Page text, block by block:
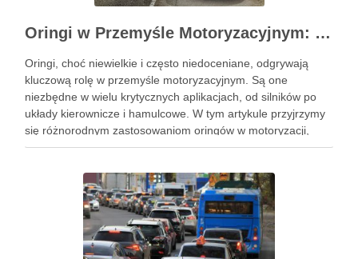
Oringi w Przemyśle Motoryzacyjnym: Kluczowe Zastosowania i Specyficzne Wymagania
Oringi, choć niewielkie i często niedoceniane, odgrywają
kluczową rolę w przemyśle motoryzacyjnym. Są one
niezbędne w wielu krytycznych aplikacjach, od silników po
układy kierownicze i hamulcowe. W tym artykule przyjrzymy
się różnorodnym zastosowaniom oringów w motoryzacji,
analizując ich kluczowe role i specyficzne wymagania.